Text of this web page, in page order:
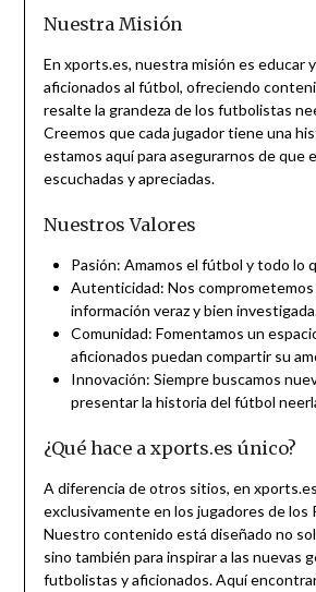
Nuestra Misión
En xports.es, nuestra misión es educar
aficionados al fútbol, ofreciendo
resalte la grandeza de los futbolistas
Creemos que cada jugador tiene una
estamos aquí para asegurarnos de que
escuchadas y apreciadas.
Nuestros Valores
Pasión: Amamos el fútbol y todo lo
Autenticidad: Nos
información veraz y bien
Comunidad: Fomentamos un
aficionados puedan compartir su
Innovación: Siempre buscamos
presentar la historia del fútbol
¿Qué hace a xports.es único?
A diferencia de otros sitios, en
exclusivamente en los jugadores de los
Nuestro contenido está diseñado no
sino también para inspirar a las nuevas
futbolistas y aficionados. Aquí